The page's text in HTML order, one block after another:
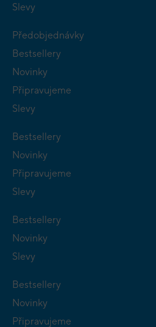
Slevy
Předobjednávky
Bestsellery
Novinky
Připravujeme
Slevy
Bestsellery
Novinky
Připravujeme
Slevy
Bestsellery
Novinky
Slevy
Bestsellery
Novinky
Připravujeme